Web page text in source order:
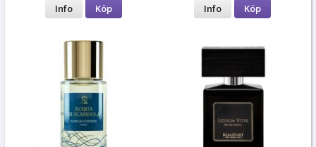
Info Köp Info Köp